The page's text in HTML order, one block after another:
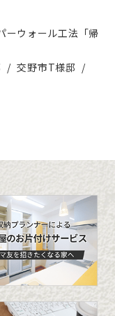
ウォール工法「帰
交野市T様邸